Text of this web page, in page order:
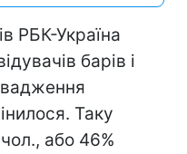
РБК-Україна
барів і
Таку
або 46%